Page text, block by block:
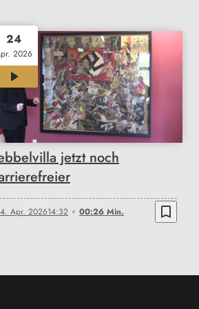
24
2026
jetzt noch
Apr. 202614:32 00:26 Min. bookmark_border